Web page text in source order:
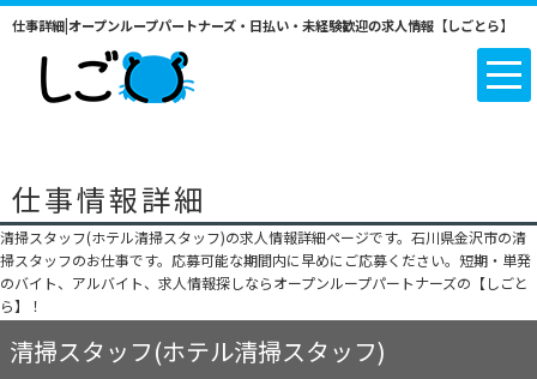
仕事詳細|オープンループパートナーズ・日払い・未経験歓迎の求人情報【しごとら】
仕事情報詳細
清掃スタッフ(ホテル清掃スタッフ)の求人情報詳細ページです。石川県金沢市の清
掃スタッフのお仕事です。応募可能な期間内に早めにご応募ください。短期・単発
のバイト、アルバイト、求人情報探しならオープンループパートナーズの【しごと
ら】！
清掃スタッフ(ホテル清掃スタッフ)